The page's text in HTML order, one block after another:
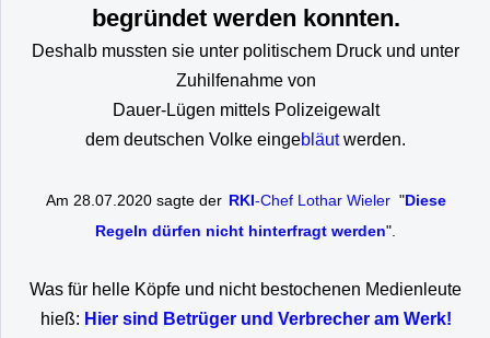
begründet werden konnten.
Deshalb mussten sie unter politischem Druck und unter
Zuhilfenahme von
Dauer-Lügen mittels Polizeigewalt
dem deutschen Volke eingebläut werden.
Am 28.07.2020 sagte der RKI-Chef Lothar Wieler"Diese
Regeln dürfen nicht hinterfragt werden".
Was für helle Köpfe und nicht bestochenen Medienleute
hieß: Hier sind Betrüger und Verbrecher am Werk!